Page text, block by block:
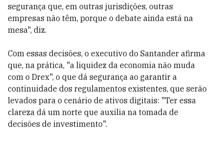
segurança que, em outras jurisdições, outras
empresas não têm, porque o debate ainda está na
mesa", diz.
Com essas decisões, o executivo do Santander afirma
que, na prática, "a liquidez da economia não muda
com o Drex", o que dá segurança ao garantir a
continuidade dos regulamentos existentes, que serão
levados para o cenário de ativos digitais: "Ter essa
clareza dá um norte que auxilia na tomada de
decisões de investimento".